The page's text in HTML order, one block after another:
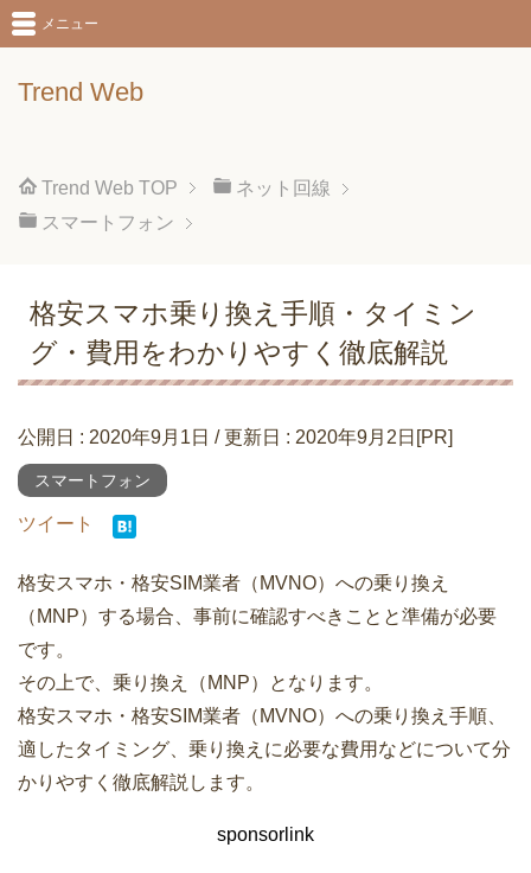
Trend Web
メニュー
Trend Web TOP
ネット回線
スマートフォン
格安スマホ乗り換え手順・タイミン
グ・費用をわかりやすく徹底解説
公開日 : 2020年9月1日 / 更新日 : 2020年9月2日 [PR]
スマートフォン
ツイート
格安スマホ・格安SIM業者（MVNO）への乗り換え
（MNP）する場合、事前に確認すべきことと準備が必要
です。
その上で、乗り換え（MNP）となります。
格安スマホ・格安SIM業者（MVNO）への乗り換え手順、
適したタイミング、乗り換えに必要な費用などについて分
かりやすく徹底解説します。
sponsorlink